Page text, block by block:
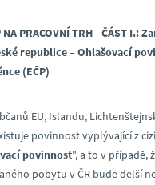
NA PRACOVNÍ TRH - ČÁST I.:
republice – Ohlašovací
(EČP)
EU, Islandu,
povinnost vyplývající z
povinnost", a to v případě,
pobytu v ČR bude delší